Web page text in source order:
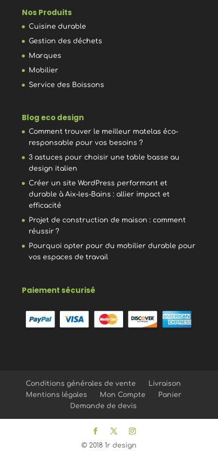
Nos Produits
Cuisine durable
Gestion des déchets
Marques
Mobilier
Service des Boissons
Blog eco design
Comment trouver le meilleur matelas éco-
responsable pour vos besoins ?
3 astuces pour choisir une table basse au
design italien
Créer un site WordPress performant et
durable à Aix-les-Bains : allier impact et
efficacité
Projet de construction de maison : comment
réussir ?
Pourquoi opter pour du mobilier durable pour
vos espaces de travail
Paiement sécurisé
Conditions générales de vente
Livraison
Mentions légales
Mon Compte
Panier
Demande de devis
© 2018 1r design